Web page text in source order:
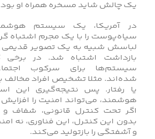
یک چالش شاید مسخره همراه او
در آمریکا، یک سیستم
سیاه‌پوست را با یک مجرم اشتباه
لباسش شبیه به یک تصویر قدیمی
بازداشت اشتباه شد. در برخی
سیستم‌ها برای سرکوب
شده‌اند. مثلا تشخیص افراد
یا رفتار. پس نتیجه‌گیری این
هوشمند، می‌تواند امنیت را
اگر تحت کنترل قانونی، شفاف و
بدون این کنترل، این فناوری، نه
و آشفتگی را بازتولید می‌کند.